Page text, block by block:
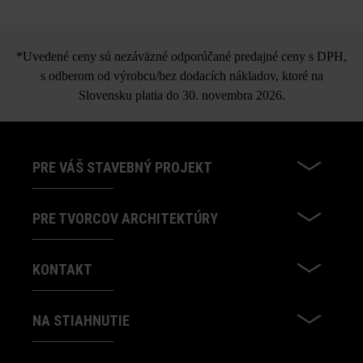
*Uvedené ceny sú nezáväzné odporúčané predajné ceny s DPH,
s odberom od výrobcu/bez dodacích nákladov, ktoré na
Slovensku platia do 30. novembra 2026.
PRE VÁŠ STAVEBNÝ PROJEKT
PRE TVORCOV ARCHITEKTÚRY
KONTAKT
NA STIAHNUTIE